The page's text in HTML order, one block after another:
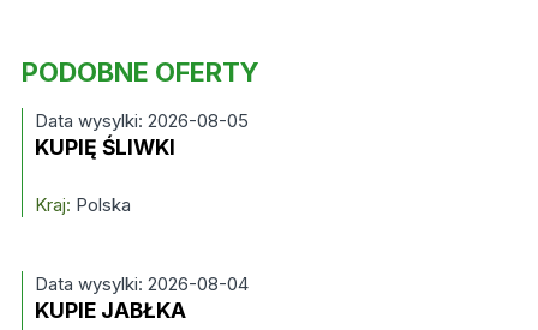
PODOBNE OFERTY
Data wysylki: 2026-08-05
KUPIĘ ŚLIWKI
Kraj: Polska
Data wysylki: 2026-08-04
KUPIE JABŁKA